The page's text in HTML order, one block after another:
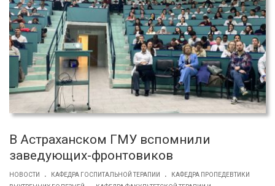
В Астраханском ГМУ вспомнили
заведующих-фронтовиков
НОВОСТИ . КАФЕДРА ГОСПИТАЛЬНОЙ ТЕРАПИИ .
КАФЕДРА ПРОПЕДЕВТИКИ